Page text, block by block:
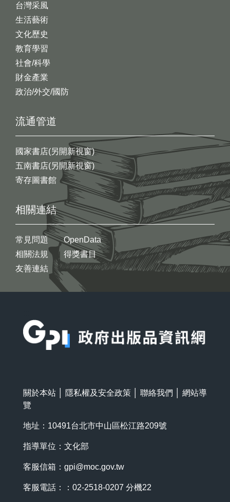
台灣采風
生活藝術
文化歷史
教育學習
社會/科學
財金產業
政治/外交/國防
流通管道
國家書店(另開新視窗)
五南書店(另開新視窗)
寄存圖書館
相關連結
常見問題
相關法規
友善連結
OpenData
得獎書目
關於本站 隱私權及安全政策 聯絡我們
網站導
覽
地址：10491台北市中山區松江路209號
指導單位：文化部
客服信箱： gpi@moc.gov.tw
客服電話：：02-2518-0207 分機22